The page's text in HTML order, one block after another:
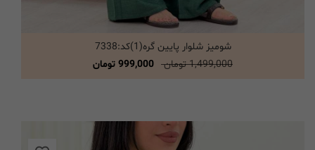
انتخاب گزینه ها
شومیز شلوار پایین گره(1)کد:7338
1,499,000 تومان
999,000 تومان